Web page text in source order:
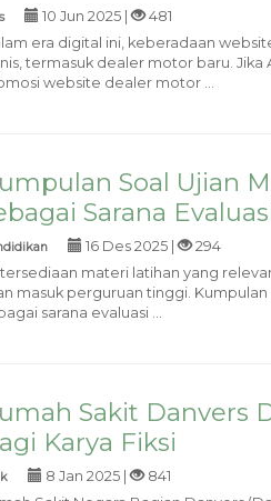
10 Jun 2025 |
481
era digital ini, keberadaan
termasuk dealer motor baru.
website dealer motor ...
Soal Ujian
Sarana
16 Des 2025 |
294
materi latihan yang
masuk perguruan tinggi.
sarana evaluasi ...
Sakit Danvers
Karya Fiksi
8 Jan 2025 |
841